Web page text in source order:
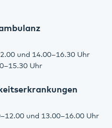
und 14.00–16.30 Uhr
Uhr
und 13.00–16.00 Uhr